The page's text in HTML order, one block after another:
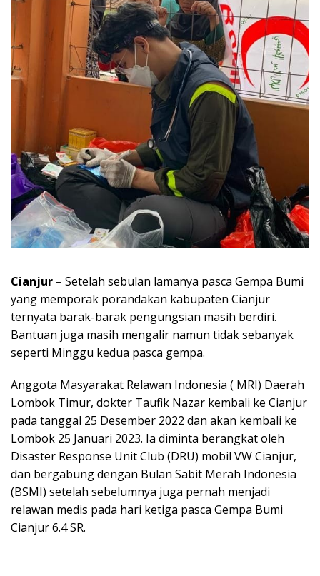
Cianjur – Setelah sebulan lamanya pasca Gempa Bumi
yang memporak porandakan kabupaten Cianjur
ternyata barak-barak pengungsian masih berdiri.
Bantuan juga masih mengalir namun tidak sebanyak
seperti Minggu kedua pasca gempa.
Anggota Masyarakat Relawan Indonesia ( MRI) Daerah
Lombok Timur, dokter Taufik Nazar kembali ke Cianjur
pada tanggal 25 Desember 2022 dan akan kembali ke
Lombok 25 Januari 2023. Ia diminta berangkat oleh
Disaster Response Unit Club (DRU) mobil VW Cianjur,
dan bergabung dengan Bulan Sabit Merah Indonesia
(BSMI) setelah sebelumnya juga pernah menjadi
relawan medis pada hari ketiga pasca Gempa Bumi
Cianjur 6.4 SR.